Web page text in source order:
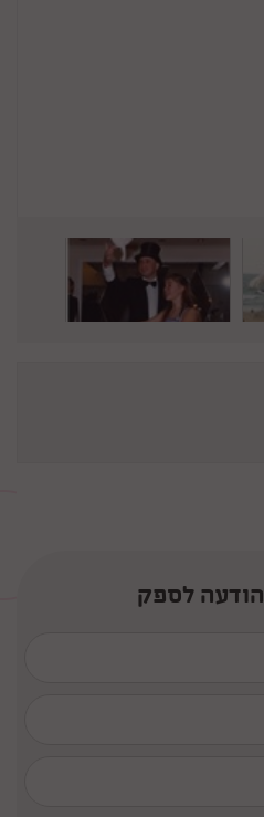
הודעה לספק